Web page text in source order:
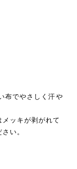
布でやさしく汗や
ッキが剥がれて
い。